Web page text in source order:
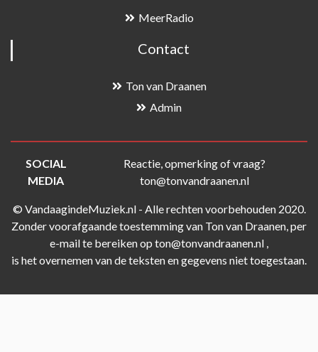
MeerRadio
Contact
Ton van Draanen
Admin
SOCIAL
MEDIA
Reactie, opmerking of vraag?
ton@tonvandraanen.nl
© VandaagindeMuziek.nl - Alle rechten voorbehouden 2020.
Zonder voorafgaande toestemming van Ton van Draanen, per
e-mail te bereiken op ton@tonvandraanen.nl ,
is het overnemen van de teksten en gegevens niet toegestaan.